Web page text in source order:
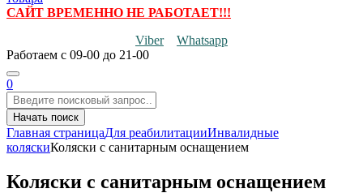
САЙТ ВРЕМЕННО НЕ РАБОТАЕТ!!!
Viber
Whatsapp
Работаем с 09-00 до 21-00
0
Начать поиск
Главная страницаДля реабилитацииИнвалидные
коляскиКоляски с санитарным оснащением
Коляски с санитарным оснащением